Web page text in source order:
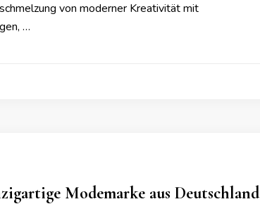
von moderner Kreativität mit
…
Modemarke aus Deutschland